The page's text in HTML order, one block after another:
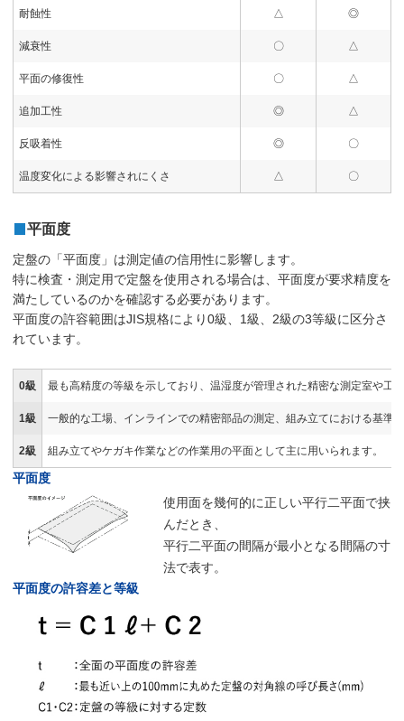
耐蝕性 △ ◎
減衰性 〇 △
平面の修復性 〇 △
追加工性 ◎ △
反吸着性 ◎ 〇
温度変化による影響されにくさ △ 〇
平面度
定盤の「平面度」は測定値の信用性に影響します。
特に検査・測定用で定盤を使用される場合は、平面度が要求精度を
満たしているのかを確認する必要があります。
平面度の許容範囲はJIS規格により0級、1級、2級の3等級に区分さ
れています。
0級 最も高精度の等級を示しており、温湿度が管理された精密な測定室や工
1級 一般的な工場、インラインでの精密部品の測定、組み立てにおける基準
2級 組み立てやケガキ作業などの作業用の平面として主に用いられます。
平面度
使用面を幾何的に正しい平行二平面で挟
んだとき、
平行二平面の間隔が最小となる間隔の寸
法で表す。
平面度の許容差と等級